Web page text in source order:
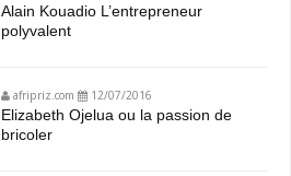
Alain Kouadio L’entrepreneur
polyvalent
afripriz.com 12/07/2016
Elizabeth Ojelua ou la passion de
bricoler